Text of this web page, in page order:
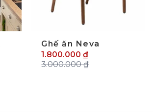
Ghế ăn Neva
1.800.000 ₫
3.000.000 ₫